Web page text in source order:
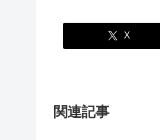
X
関連記事